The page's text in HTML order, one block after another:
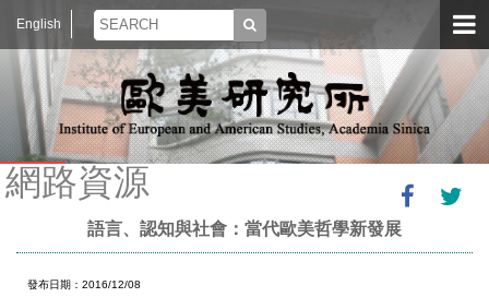
English
網路資源
語言、認知與社會：當代歐美哲學新發展
發布日期：2016/12/08